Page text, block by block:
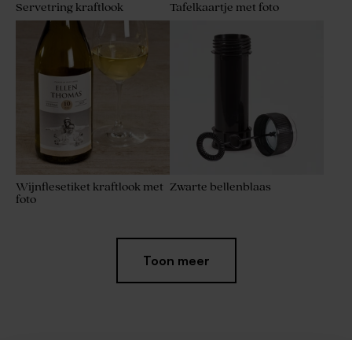
Servetring kraftlook Tafelkaartje met foto
Wijnflesetiket kraftlook met
foto
Zwarte bellenblaas
Toon meer